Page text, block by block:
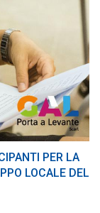
PER LA
LOCALE DEL